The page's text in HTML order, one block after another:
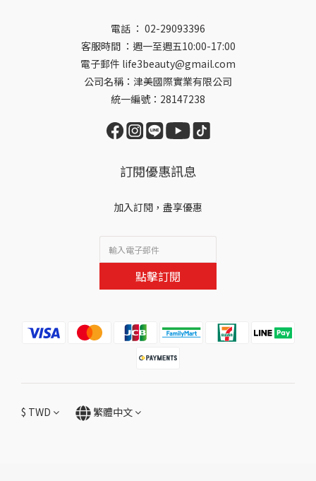
電話 ： 02-29093396
客服時間 ：週一至週五10:00-17:00
電子郵件 life3beauty@gmail.com
公司名稱：津美國際實業有限公司
統一編號：28147238
訂閱優惠訊息
加入訂閱，盡享優惠
點擊訂閱
$ TWD 繁體中文